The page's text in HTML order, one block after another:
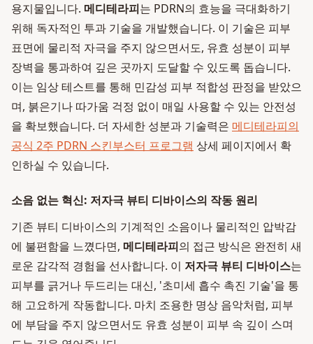
용지물입니다. 메디테라피는 PDRN의 효능을 극대화하기
위해 독자적인 투과 기술을 개발했습니다. 이 기술은 피부
표면에 물리적 자극을 주지 않으면서도, 유효 성분이 피부
장벽을 통과하여 깊은 곳까지 도달할 수 있도록 돕습니다.
이는 임상 테스트를 통해 민감성 피부 적합성 판정을 받았으
며, 붉은기나 따가움 걱정 없이 매일 사용할 수 있는 안전성
을 확보했습니다. 더 자세한 성분과 기술력은 메디테라피의
공식 2주 PDRN 스킨부스터 프로그램 상세 페이지에서 확
인하실 수 있습니다.
소음 없는 혁신: 저자극 뷰티 디바이스의 작동 원리
기존 뷰티 디바이스의 기계적인 소음이나 물리적인 압박감
에 불편함을 느꼈다면, 메디테라피의 접근 방식은 완전히 새
로운 감각적 경험을 선사합니다. 이 저자극 뷰티 디바이스는
피부를 긁거나 두드리는 대신, '초미세 흡수 촉진 기술'을 통
해 고요하게 작동합니다. 마치 조용한 명상 음악처럼, 피부
에 부담을 주지 않으면서도 유효 성분이 피부 속 깊이 스며